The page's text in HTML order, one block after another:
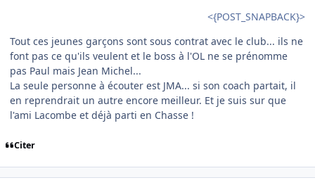
<{POST_SNAPBACK}>
Tout ces jeunes garçons sont sous contrat avec le club... ils ne
font pas ce qu'ils veulent et le boss à l'OL ne se prénomme
pas Paul mais Jean Michel...
La seule personne à écouter est JMA... si son coach partait, il
en reprendrait un autre encore meilleur. Et je suis sur que
l'ami Lacombe et déjà parti en Chasse !
Citer